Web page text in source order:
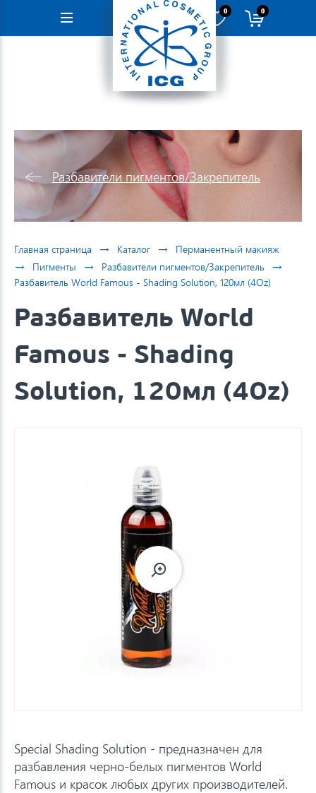
Навигация
0 0
Разбавители пигментов/Закрепитель
Главная страница → Каталог → Перманентный макияж
→ Пигменты → Разбавители пигментов/Закрепитель →
Разбавитель World Famous - Shading Solution, 120мл (4Oz)
Разбавитель World
Famous - Shading
Solution, 120мл (4Oz)
Special Shading Solution - предназначен для
разбавления черно-белых пигментов World
Famous и красок любых других производителей.